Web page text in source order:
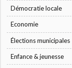
Démocratie locale
Economie
Élections municipales
Enfance & jeunesse